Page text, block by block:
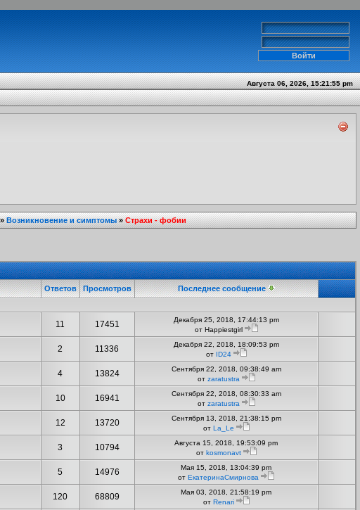
Августа 06, 2026, 15:21:55 pm
Возникновение и симптомы»Страхи - фобии
Ответов Просмотров Последнее сообщение
11 17451
Декабря 25, 2018, 17:44:13 pm
от Happiestgirl
2 11336
Декабря 22, 2018, 18:09:53 pm
от ID24
4 13824
Сентября 22, 2018, 09:38:49 am
от zaratustra
10 16941
Сентября 22, 2018, 08:30:33 am
от zaratustra
12 13720
Сентября 13, 2018, 21:38:15 pm
от La_Le
3 10794
Августа 15, 2018, 19:53:09 pm
от kosmonavt
5 14976
Мая 15, 2018, 13:04:39 pm
от ЕкатеринаСмирнова
120 68809
Мая 03, 2018, 21:58:19 pm
от Renari